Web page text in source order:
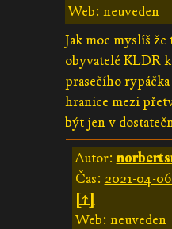
Web: neuveden
Jak moc myslíš
obyvatelé KLDR
prasečího
hranice mezi
být jen v
Autor:
Čas: 2021-04-
[↑]
Web: neuveden